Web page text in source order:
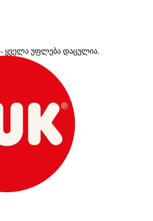
- ყველა უფლება დაცულია.